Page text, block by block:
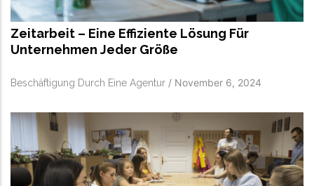
Zeitarbeit – Eine Effiziente Lösung Für
Unternehmen Jeder Größe
Beschäftigung Durch Eine Agentur / November 6, 2024